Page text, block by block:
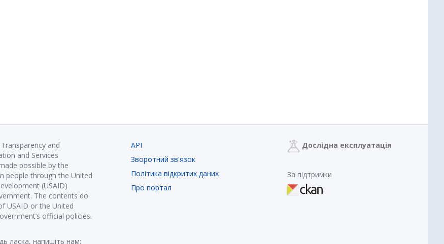
and
and Services
possible by the
people through the United
(USAID)
The contents do
USAID or the United
official policies.
ласка, напишіть нам:
API
Зворотний зв'язок
Політика відкритих даних
Про портал
Дослідна експлуатація
За підтримки